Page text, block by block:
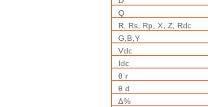
Q
R, Rs, Rp, X, Z, Rdc
G,B,Y
Vdc
Idc
θ r
θ d
Δ%